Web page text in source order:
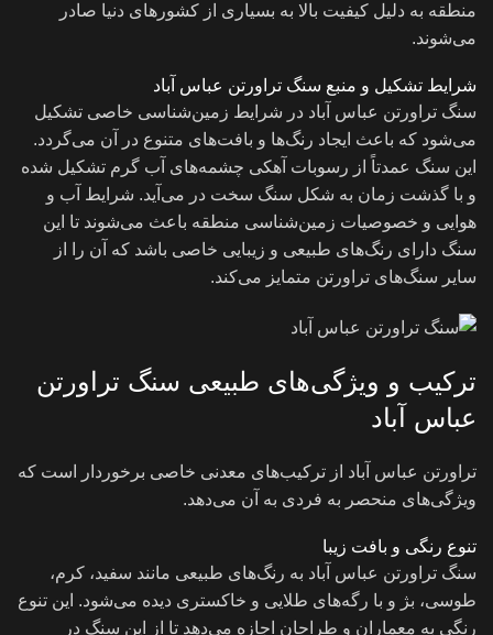
منطقه به دلیل کیفیت بالا به بسیاری از کشورهای دنیا صادر
می‌شوند.
شرایط تشکیل و منبع سنگ تراورتن عباس آباد
سنگ تراورتن عباس آباد در شرایط زمین‌شناسی خاصی تشکیل
می‌شود که باعث ایجاد رنگ‌ها و بافت‌های متنوع در آن می‌گردد.
این سنگ عمدتاً از رسوبات آهکی چشمه‌های آب گرم تشکیل شده
و با گذشت زمان به شکل سنگ سخت در می‌آید. شرایط آب و
هوایی و خصوصیات زمین‌شناسی منطقه باعث می‌شوند تا این
سنگ دارای رنگ‌های طبیعی و زیبایی خاصی باشد که آن را از
سایر سنگ‌های تراورتن متمایز می‌کند.
ترکیب و ویژگی‌های طبیعی سنگ تراورتن
عباس آباد
تراورتن عباس آباد از ترکیب‌های معدنی خاصی برخوردار است که
ویژگی‌های منحصر به فردی به آن می‌دهد.
تنوع رنگی و بافت زیبا
سنگ تراورتن عباس آباد به رنگ‌های طبیعی مانند سفید، کرم،
طوسی، بژ و با رگه‌های طلایی و خاکستری دیده می‌شود. این تنوع
رنگی به معماران و طراحان اجازه می‌دهد تا از این سنگ در